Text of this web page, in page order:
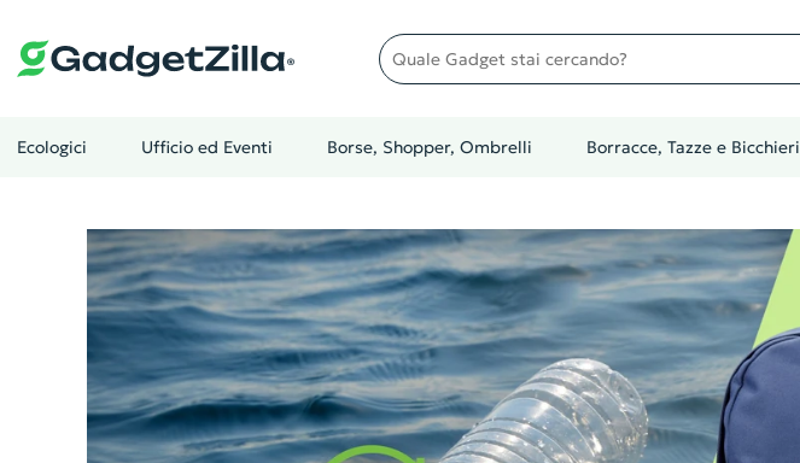
Quale gadget stai cercando?
Ecologici Ufficio ed Eventi Borse, Shopper, Ombrelli Borracce, Tazze e Bicchieri